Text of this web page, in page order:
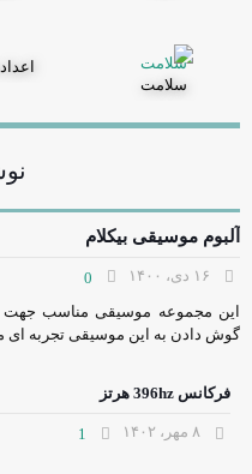
سلامت
آلبوم موسیقی بیکلام
0
این مجموعه موسیقی مناسب جهت
گوش دادن به این موسیقی تجربه ای
فرکانس 396hz هرتز
1